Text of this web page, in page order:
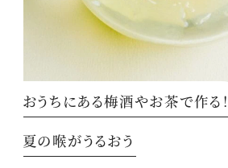
おうちにある梅酒やお茶で作る！
夏の喉がうるおう